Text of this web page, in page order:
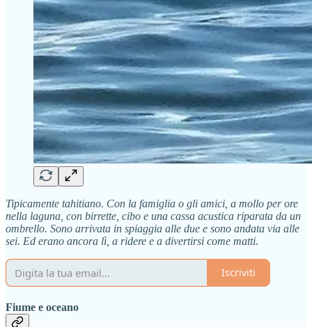
Tipicamente tahitiano. Con la famiglia o gli amici, a mollo per ore
nella laguna, con birrette, cibo e una cassa acustica riparata da un
ombrello. Sono arrivata in spiaggia alle due e sono andata via alle
sei. Ed erano ancora lì, a ridere e a divertirsi come matti.
Iscriviti
Fiume e oceano